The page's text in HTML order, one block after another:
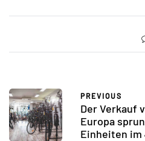
PREVIOUS
Der Verkauf
Europa
Einheiten im